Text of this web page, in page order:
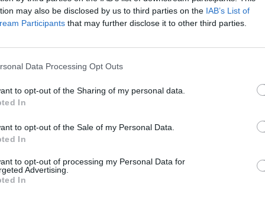
may also be disclosed by us to third parties on the IAB’s List of
Participantsthat may further disclose it to other third parties.
Data Processing Opt Outs
to opt-out of the Sharing of my personal data.
In
to opt-out of the Sale of my Personal Data.
In
to opt-out of processing my Personal Data for
Advertising.
In